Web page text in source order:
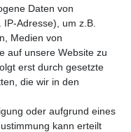
handelt es sich um ein Pflichtfeld.
Impressum
Daten von
Adresse), um z.B.
Medien von
auf unsere Website zu
erst durch gesetzte
die wir in den
oder aufgrund eines
kann erteilt